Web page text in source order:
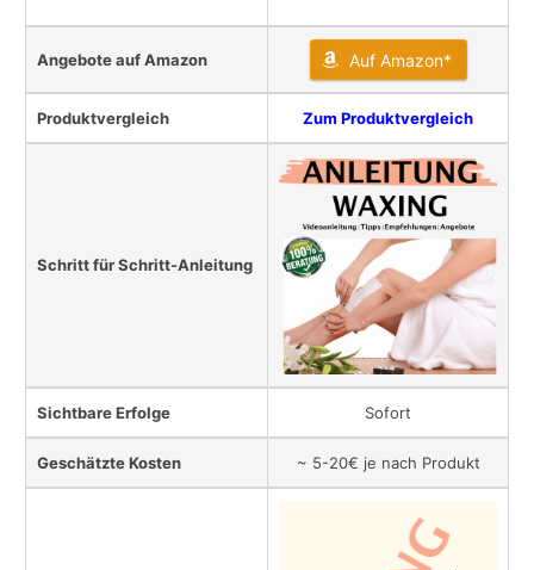
Angebote auf Amazon Auf Amazon*
Produktvergleich Zum Produktvergleich
Schritt für Schritt-Anleitung
Sichtbare Erfolge Sofort
Geschätzte Kosten ~ 5-20€ je nach Produkt